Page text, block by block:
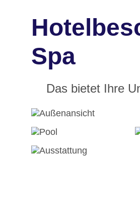
Spa
Das bietet Ihre